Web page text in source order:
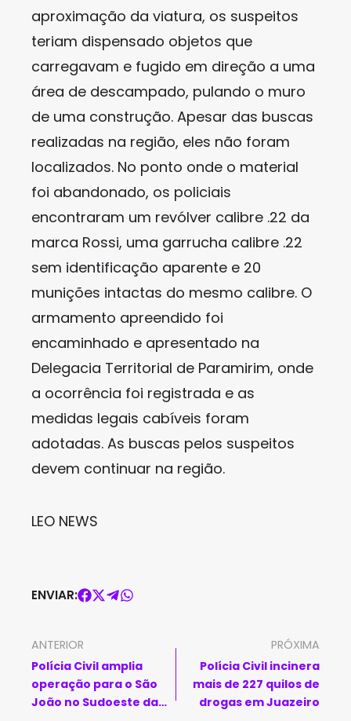
aproximação da viatura, os suspeitos
teriam dispensado objetos que
carregavam e fugido em direção a uma
área de descampado, pulando o muro
de uma construção. Apesar das buscas
realizadas na região, eles não foram
localizados. No ponto onde o material
foi abandonado, os policiais
encontraram um revólver calibre .22 da
marca Rossi, uma garrucha calibre .22
sem identificação aparente e 20
munições intactas do mesmo calibre. O
armamento apreendido foi
encaminhado e apresentado na
Delegacia Territorial de Paramirim, onde
a ocorrência foi registrada e as
medidas legais cabíveis foram
adotadas. As buscas pelos suspeitos
devem continuar na região.
LEO NEWS
ENVIAR:
ANTERIOR
Polícia Civil amplia
operação para o São
João no Sudoeste da
PRÓXIMA
Polícia Civil incinera
mais de 227 quilos de
drogas em Juazeiro